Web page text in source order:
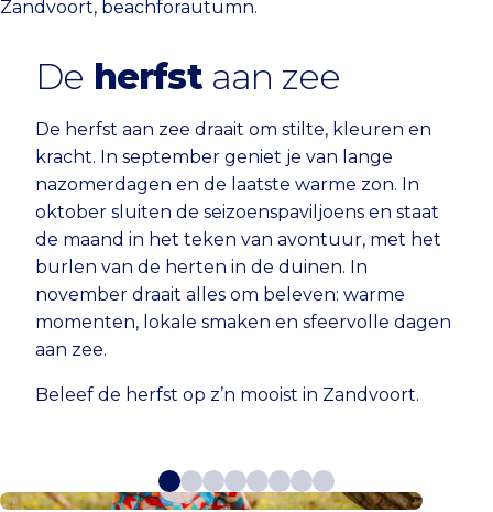
Zandvoort, beachforautumn.
De herfst aan zee
De herfst aan zee draait om stilte, kleuren en
kracht. In september geniet je van lange
nazomerdagen en de laatste warme zon. In
oktober sluiten de seizoenspaviljoens en staat
de maand in het teken van avontuur, met het
burlen van de herten in de duinen. In
november draait alles om beleven: warme
momenten, lokale smaken en sfeervolle dagen
aan zee.
Beleef de herfst op z’n mooist in Zandvoort.
Herfst in Zandvoort